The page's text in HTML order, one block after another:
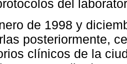
del
de 1998 y
posteriormente,
clínicos de la